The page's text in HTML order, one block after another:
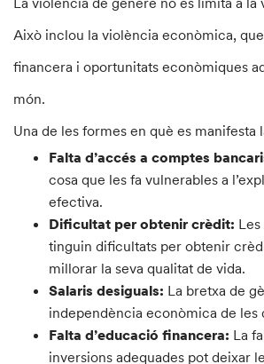
Això inclou la violència econòmica,
financera i oportunitats econòmiques
món.
Una de les formes en què es
Falta d’accés a comptes
cosa que les fa vulnerables a
efectiva.
Dificultat per obtenir crèdit:
tinguin dificultats per obtenir
millorar la seva qualitat de vida.
Salaris desiguals: La bretxa de
independència econòmica de les
Falta d’educació financera: La
inversions adequades pot deixar